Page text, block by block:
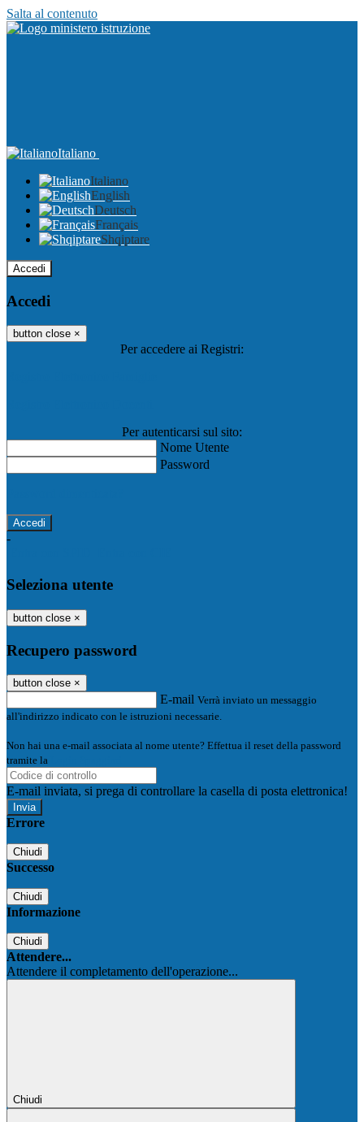
Salta al contenuto
Italiano
Italiano
English
Deutsch
Français
Shqiptare
Accedi
Accedi
button close ×
Per accedere ai Registri:
Per autenticarsi sul sito:
Nome Utente
Password
-
Seleziona utente
button close ×
Recupero password
button close ×
E-mail Verrà inviato un messaggio
all'indirizzo indicato con le istruzioni necessarie.
Non hai una e-mail associata al nome utente? Effettua il reset della password
tramite la
E-mail inviata, si prega di controllare la casella di posta elettronica!
Errore
Chiudi
Successo
Chiudi
Informazione
Chiudi
Attendere...
Attendere il completamento dell'operazione...
Chiudi